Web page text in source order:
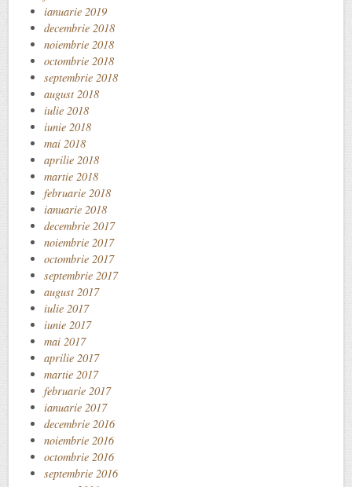
ianuarie 2019
decembrie 2018
noiembrie 2018
octombrie 2018
septembrie 2018
august 2018
iulie 2018
iunie 2018
mai 2018
aprilie 2018
martie 2018
februarie 2018
ianuarie 2018
decembrie 2017
noiembrie 2017
octombrie 2017
septembrie 2017
august 2017
iulie 2017
iunie 2017
mai 2017
aprilie 2017
martie 2017
februarie 2017
ianuarie 2017
decembrie 2016
noiembrie 2016
octombrie 2016
septembrie 2016